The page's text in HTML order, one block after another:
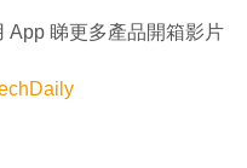
App 睇更多產品開箱影片